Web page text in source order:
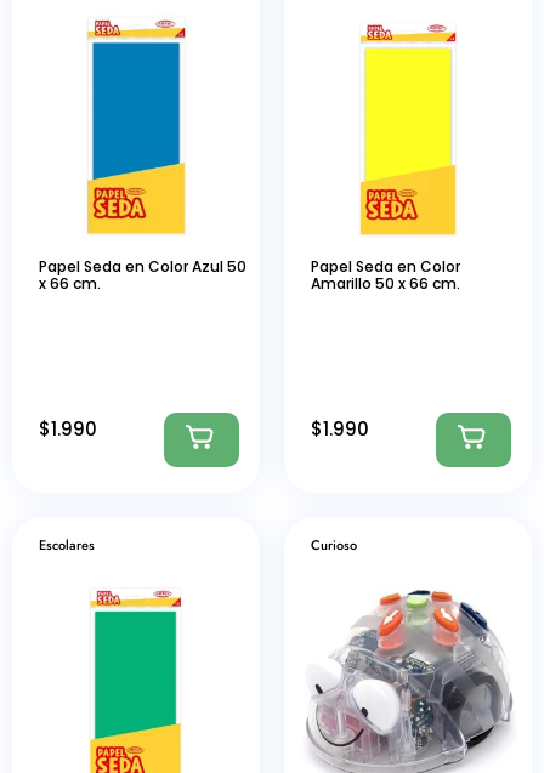
Papel Seda en Color Azul 50
x 66 cm.
$1.990
Papel Seda en Color
Amarillo 50 x 66 cm.
$1.990
Escolares Curioso